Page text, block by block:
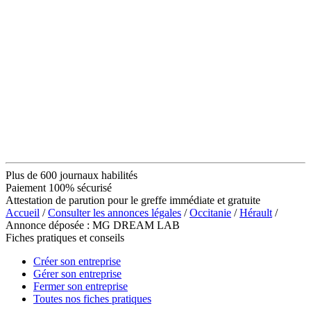
Plus de 600 journaux habilités
Paiement 100% sécurisé
Attestation de parution pour le greffe immédiate et gratuite
Accueil /Consulter les annonces légales /Occitanie /Hérault /
Annonce déposée : MG DREAM LAB
Fiches pratiques et conseils
Créer son entreprise
Gérer son entreprise
Fermer son entreprise
Toutes nos fiches pratiques